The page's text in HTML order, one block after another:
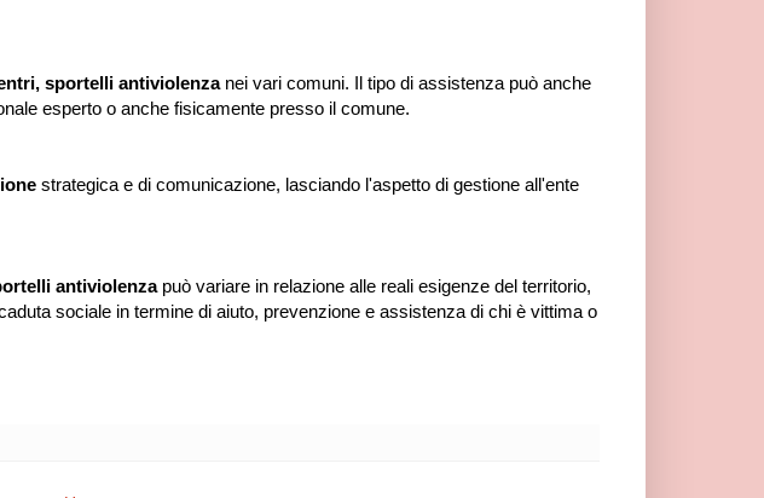
sportelli antiviolenza nei vari comuni. Il tipo di assistenza può anche
esperto o anche fisicamente presso il comune.
strategica e di comunicazione, lasciando l'aspetto di gestione all'ente
antiviolenzapuò variare in relazione alle reali esigenze del territorio,
sociale in termine di aiuto, prevenzione e assistenza di chi è vittima o